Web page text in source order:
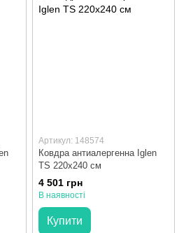
Артикул: 148574
Ковдра антиалергенна Iglen
TS 220x240 см
4 501 грн
В наявності
Купити